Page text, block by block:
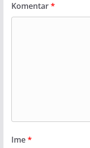
Komentar*
Ime*